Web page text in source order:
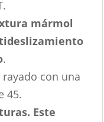
mármol
.
con una
45.
Este